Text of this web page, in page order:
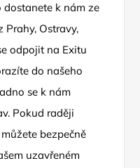
dostanete k nám ze
Prahy, Ostravy,
odpojit na Exitu
do našeho
se k nám
Pokud raději
bezpečně
uzavřeném